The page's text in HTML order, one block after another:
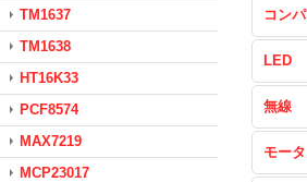
TM1637
TM1638
HT16K33
PCF8574
MAX7219
MCP23017
コン
LED
無線
モータ